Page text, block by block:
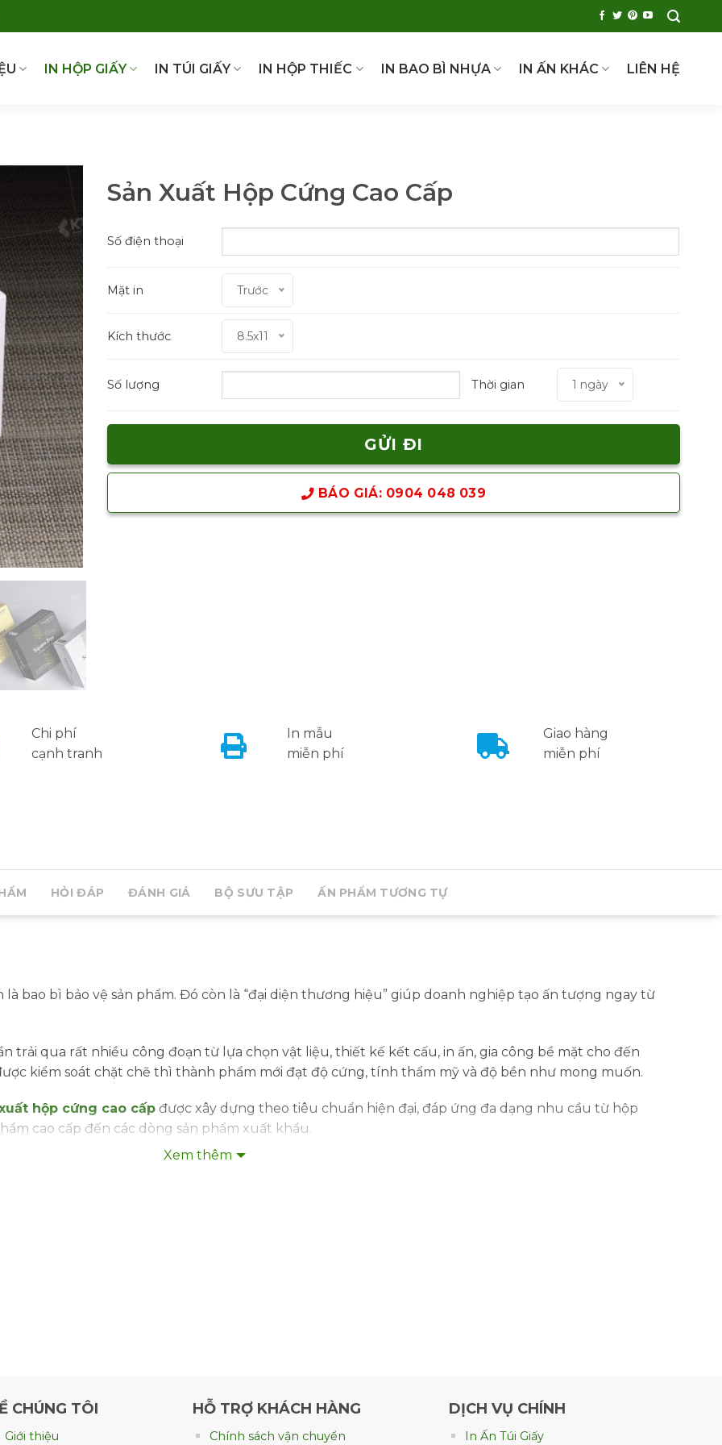
IN HỘP GIẤY IN TÚI GIẤY IN HỘP THIẾC IN BAO BÌ NHỰA IN ẤN KHÁC LIÊN HỆ
Sản Xuất Hộp Cứng Cao Cấp
Số điện thoại
Mặt in Trước
Kích thước 8.5x11
Số lượng Thời gian 1 ngày
BÁO GIÁ: 0904 048 039
Chi phí
cạnh tranh
In mẫu
miễn phí
Giao hàng
miễn phí
HỎI ĐÁP ĐÁNH GIÁ BỘ SƯU TẬP ẤN PHẨM TƯƠNG TỰ
bao bì bảo vệ sản phẩm. Đó còn là “đại diện thương hiệu” giúp doanh nghiệp tạo ấn tượng ngay từ
trải qua rất nhiều công đoạn từ lựa chọn vật liệu, thiết kế kết cấu, in ấn, gia công bề mặt cho đến
kiểm soát chặt chẽ thì thành phẩm mới đạt độ cứng, tính thẩm mỹ và độ bền như mong muốn.
hộp cứng cao cấp được xây dựng theo tiêu chuẩn hiện đại, đáp ứng đa dạng nhu cầu từ hộp
cao cấp đến các dòng sản phẩm xuất khẩu.
Xem thêm
CHÚNG TÔI
Giới thiệu
HỖ TRỢ KHÁCH HÀNG
Chính sách vận chuyển
DỊCH VỤ CHÍNH
In Ấn Túi Giấy